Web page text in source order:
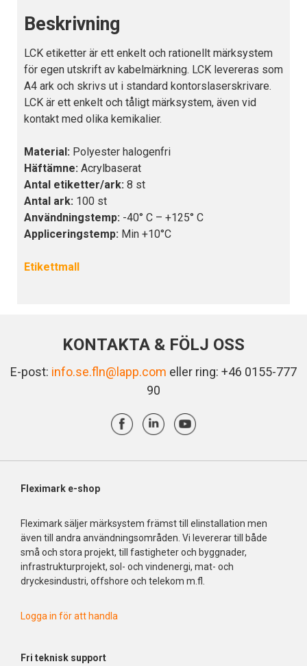
Beskrivning
LCK etiketter är ett enkelt och rationellt märksystem
för egen utskrift av kabelmärkning. LCK levereras som
A4 ark och skrivs ut i standard kontorslaserskrivare.
LCK är ett enkelt och tåligt märksystem, även vid
kontakt med olika kemikalier.
Material: Polyester halogenfri
Häftämne: Acrylbaserat
Antal etiketter/ark: 8 st
Antal ark: 100 st
Användningstemp: -40° C – +125° C
Appliceringstemp: Min +10°C
Etikettmall
KONTAKTA & FÖLJ OSS
E-post: info.se.fln@lapp.com eller ring: +46 0155-777
90
Fleximark e-shop
Fleximark säljer märksystem främst till elinstallation men
även till andra användningsområden. Vi levererar till både
små och stora projekt, till fastigheter och byggnader,
infrastrukturprojekt, sol- och vindenergi, mat- och
dryckesindustri, offshore och telekom m.fl.
Logga in för att handla
Fri teknisk support